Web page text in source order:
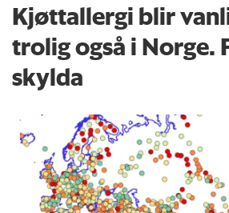
Kjøttallergi blir
trolig også i Norge.
skylda